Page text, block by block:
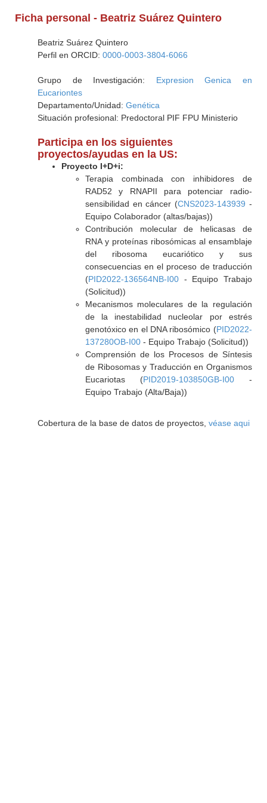
Ficha personal - Beatriz Suárez Quintero
Beatriz Suárez Quintero
Perfil en ORCID: 0000-0003-3804-6066
Grupo de Investigación: Expresion Genica en
Eucariontes
Departamento/Unidad: Genética
Situación profesional: Predoctoral PIF FPU Ministerio
Participa en los siguientes
proyectos/ayudas en la US:
Proyecto I+D+i:
Terapia combinada con inhibidores de
RAD52 y RNAPII para potenciar radio-
sensibilidad en cáncer (CNS2023-143939 -
Equipo Colaborador (altas/bajas))
Contribución molecular de helicasas de
RNA y proteínas ribosómicas al ensamblaje
del ribosoma eucariótico y sus
consecuencias en el proceso de traducción
(PID2022-136564NB-I00- Equipo Trabajo
(Solicitud))
Mecanismos moleculares de la regulación
de la inestabilidad nucleolar por estrés
genotóxico en el DNA ribosómico (PID2022-
137280OB-I00- Equipo Trabajo (Solicitud))
Comprensión de los Procesos de Síntesis
de Ribosomas y Traducción en Organismos
Eucariotas (PID2019-103850GB-I00-
Equipo Trabajo (Alta/Baja))
Cobertura de la base de datos de proyectos, véase aqui